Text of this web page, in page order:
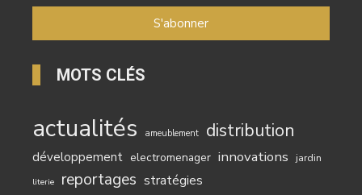
MOTS CLÉS
actualités ameublement distribution
développement electromenager innovations jardin
literie reportages stratégies